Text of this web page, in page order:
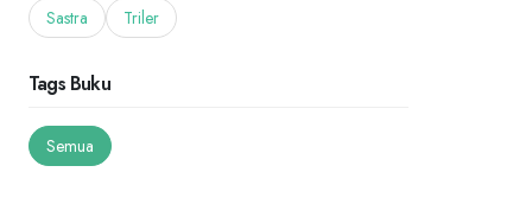
Sastra
Triler
Tags Buku
Semua